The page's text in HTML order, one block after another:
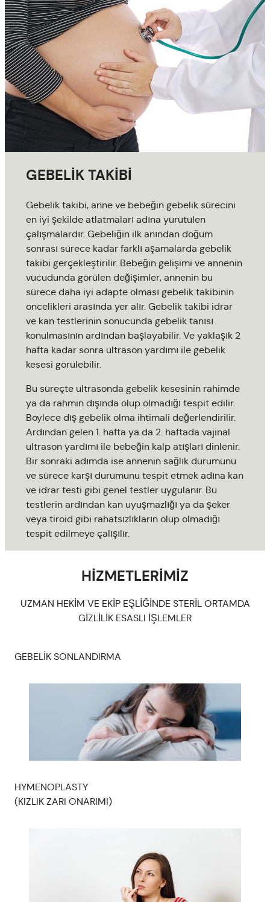
GEBELİK TAKİBİ
Gebelik takibi, anne ve bebeğin gebelik sürecini
en iyi şekilde atlatmaları adına yürütülen
çalışmalardır. Gebeliğin ilk anından doğum
sonrası sürece kadar farklı aşamalarda gebelik
takibi gerçekleştirilir. Bebeğin gelişimi ve annenin
vücudunda görülen değişimler, annenin bu
sürece daha iyi adapte olması gebelik takibinin
öncelikleri arasında yer alır. Gebelik takibi idrar
ve kan testlerinin sonucunda gebelik tanısı
konulmasının ardından başlayabilir. Ve yaklaşık 2
hafta kadar sonra ultrason yardımı ile gebelik
kesesi görülebilir.
Bu süreçte ultrasonda gebelik kesesinin rahimde
ya da rahmin dışında olup olmadığı tespit edilir.
Böylece dış gebelik olma ihtimali değerlendirilir.
Ardından gelen 1. hafta ya da 2. haftada vajinal
ultrason yardımı ile bebeğin kalp atışları dinlenir.
Bir sonraki adımda ise annenin sağlık durumunu
ve sürece karşı durumunu tespit etmek adına kan
ve idrar testi gibi genel testler uygulanır. Bu
testlerin ardından kan uyuşmazlığı ya da şeker
veya tiroid gibi rahatsızlıkların olup olmadığı
tespit edilmeye çalışılır.
HİZMETLERİMİZ
UZMAN HEKİM VE EKİP EŞLİĞİNDE STERİL ORTAMDA
GİZLİLİK ESASLI İŞLEMLER
GEBELİK SONLANDIRMA
HYMENOPLASTY
(KIZLIK ZARI ONARIMI)